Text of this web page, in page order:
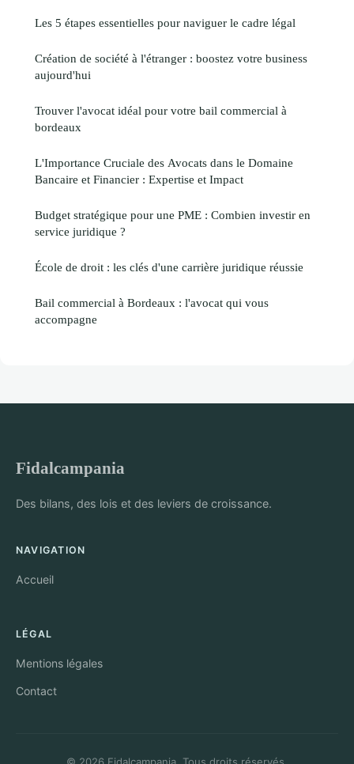
Les 5 étapes essentielles pour naviguer le cadre légal
Création de société à l'étranger : boostez votre business
aujourd'hui
Trouver l'avocat idéal pour votre bail commercial à
bordeaux
L'Importance Cruciale des Avocats dans le Domaine
Bancaire et Financier : Expertise et Impact
Budget stratégique pour une PME : Combien investir en
service juridique ?
École de droit : les clés d'une carrière juridique réussie
Bail commercial à Bordeaux : l'avocat qui vous
accompagne
Fidalcampania
Des bilans, des lois et des leviers de croissance.
NAVIGATION
Accueil
LÉGAL
Mentions légales
Contact